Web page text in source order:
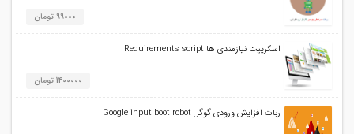
99000 تومان
اسکریپت نیازمندی ها Requirements script
1400000 تومان
ربات افزایش ورودی گوگل Google input boot robot